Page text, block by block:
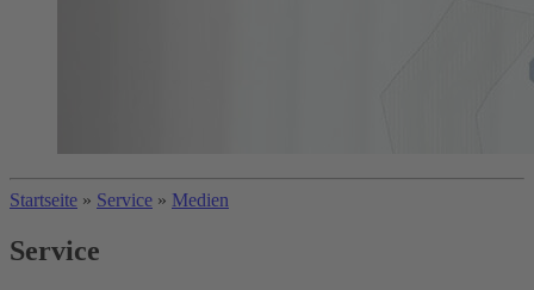
Startseite » Service » Medien
Service